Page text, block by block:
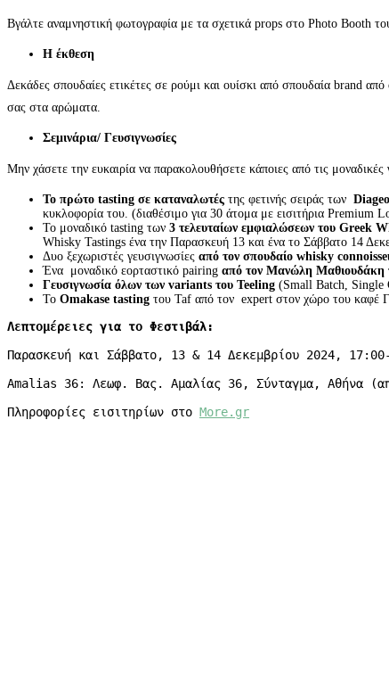
Βγάλτε αναμνηστική φωτογραφία με τα σχετικά props στο Photo Booth
Η έκθεση
Δεκάδες σπουδαίες ετικέτες σε ρούμι και ουίσκι από σπουδαία brand
σας στα αρώματα.
Σεμινάρια/ Γευσιγνωσίες
Μην χάσετε την ευκαιρία να παρακολουθήσετε κάποιες από τις
To πρώτο tasting σε καταναλωτές της φετινής σειράς των Diageo
κυκλοφορία του. (διαθέσιμο για 30 άτομα με εισιτήρια Premium
Το μοναδικό tasting των 3 τελευταίων εμφιαλώσεων του Greek
Whisky Tastings ένα την Παρασκευή 13 και ένα το Σάββατο 14
Δυο ξεχωριστές γευσιγνωσίες από τον σπουδαίο whisky
Ένα μοναδικό εορταστικό pairing από τον Μανώλη Μαθιουδάκη
Γευσιγνωσία όλων των variants του Teeling (Small Batch, Single
Το Omakase tasting του Taf από τον expert στον χώρο του καφέ
Λεπτομέρειες για το Φεστιβάλ:
Παρασκευή και Σάββατο, 13 & 14 Δεκεμβρίου 2024,
Amalias 36: Λεωφ. Βας. Αμαλίας 36, Σύνταγμα, Αθήνα
Πληροφορίες εισιτηρίων στο More.gr